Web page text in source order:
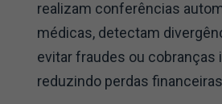
realizam conferências
médicas, detectam
evitar fraudes ou cobranças
reduzindo perdas